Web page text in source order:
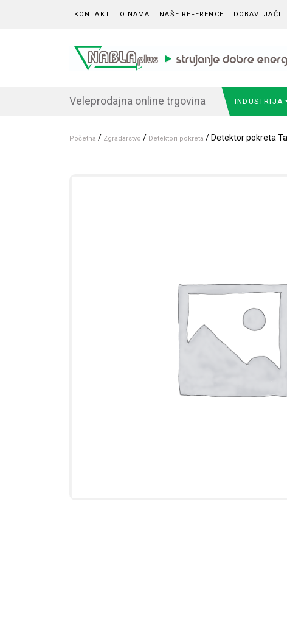
KONTAKT O NAMA NAŠE REFERENCE DOBAVLJAČI
Veleprodajna online trgovina INDUSTRIJA
Početna / Zgradarstvo / Detektori pokreta / Detektor pokreta